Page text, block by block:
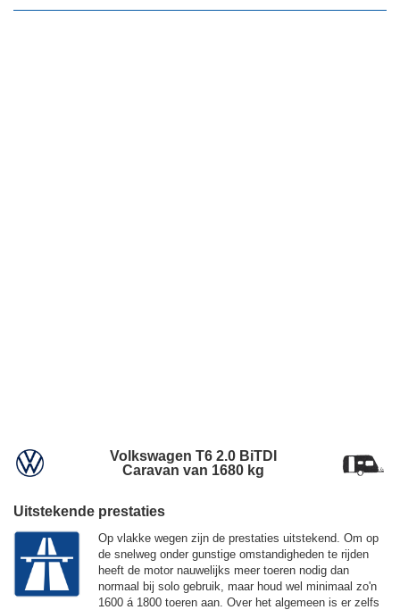
Volkswagen T6 2.0 BiTDI
Caravan van 1680 kg
Uitstekende prestaties
Op vlakke wegen zijn de prestaties uitstekend. Om op
de snelweg onder gunstige omstandigheden te rijden
heeft de motor nauwelijks meer toeren nodig dan
normaal bij solo gebruik, maar houd wel minimaal zo'n
1600 á 1800 toeren aan. Over het algemeen is er zelfs